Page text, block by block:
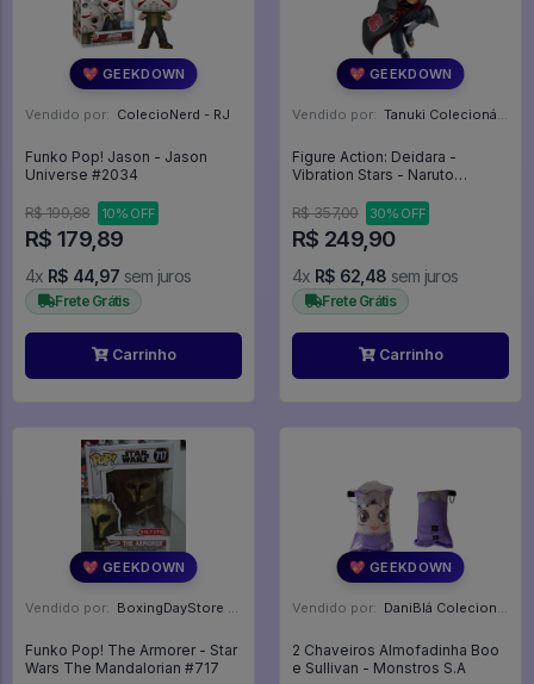
💖 GEEKDOWN
Vendido por: ColecioNerd - RJ
Funko Pop! Jason - Jason
Universe #2034
R$ 199,88 10% OFF
R$ 179,89
4x R$ 44,97 sem juros
Frete Grátis
Carrinho
💖 GEEKDOWN
Vendido por: Tanuki Colecionáveis - SP
Figure Action: Deidara -
Vibration Stars - Naruto
R$ 357,00
30% OFF
R$ 249,90
4x R$ 62,48 sem juros
Frete Grátis
Carrinho
💖 GEEKDOWN
Vendido por: BoxingDayStore - GO
Funko Pop! The Armorer - Star
Wars The Mandalorian #717
💖 GEEKDOWN
Vendido por: DaniBlá Colecionáveis - SP
2 Chaveiros Almofadinha Boo
e Sullivan - Monstros S.A